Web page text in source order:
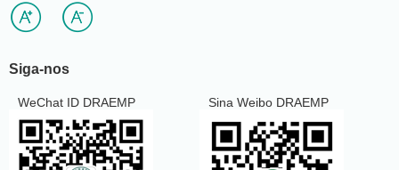
Siga-nos
WeChat ID DRAEMP Sina Weibo DRAEMP